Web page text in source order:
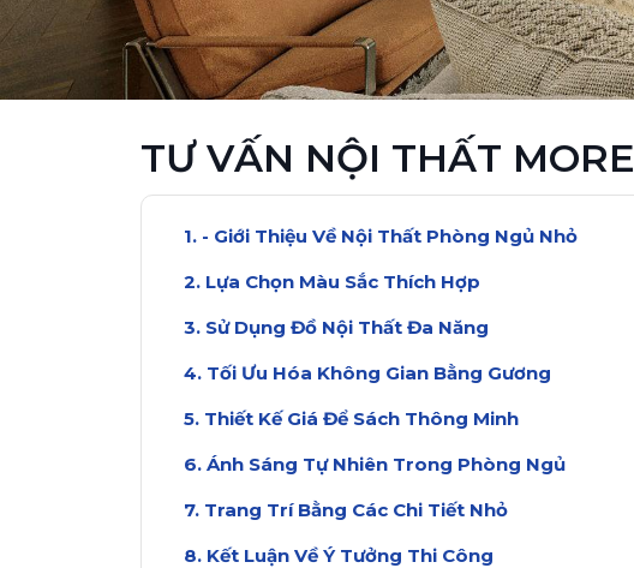
TƯ VẤN NỘI THẤT
- Giới Thiệu Về Nội Thất Phòng Ngủ Nhỏ
Lựa Chọn Màu Sắc Thích Hợp
Sử Dụng Đồ Nội Thất Đa Năng
Tối Ưu Hóa Không Gian Bằng Gương
Thiết Kế Giá Để Sách Thông Minh
Ánh Sáng Tự Nhiên Trong Phòng Ngủ
Trang Trí Bằng Các Chi Tiết Nhỏ
Kết Luận Về Ý Tưởng Thi Công